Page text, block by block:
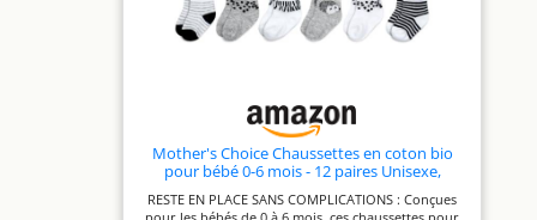
Mother's Choice Chaussettes en coton bio
pour bébé 0-6 mois - 12 paires Unisexe,
nourrisson, chaussettes délicates pour
RESTE EN PLACE SANS COMPLICATIONS : Conçues